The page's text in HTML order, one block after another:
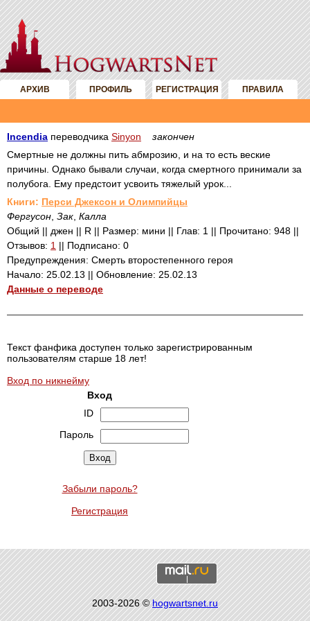
АРХИВ ПРОФИЛЬ РЕГИСТРАЦИЯ ПРАВИЛА
Incendia переводчика Sinyon
закончен
Смертные не должны пить абмрозию, и на то есть веские
причины. Однако бывали случаи, когда смертного принимали за
полубога. Ему предстоит усвоить тяжелый урок...
Книги: Перси Джексон и Олимпийцы
Фергусон Зак Калла
Общий || джен || R || Размер: мини || Глав: 1 || Прочитано: 948 ||
Отзывов: 1 || Подписано: 0
Предупреждения: Смерть второстепенного героя
Начало: 25.02.13 || Обновление: 25.02.13
Данные о переводе
Текст фанфика доступен только зарегистрированным
пользователям старше 18 лет!
Вход по никнейму
Вход
ID
Пароль
Забыли пароль?
Регистрация
2003-2026 ©hogwartsnet.ru